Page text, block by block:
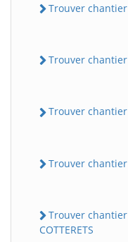
Trouver chantier
Trouver chantier
Trouver
Trouver chantier
Trouver chantier
COTTERETS